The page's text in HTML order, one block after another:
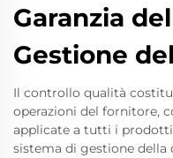
Garanzia
Gestione
Il controllo qualità
operazioni del fornitore,
applicate a tutti i
sistema di gestione